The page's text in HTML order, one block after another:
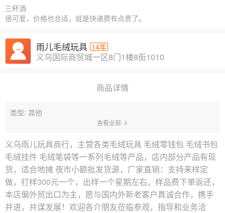
三杯酒
很可爱，价格也合适，就是快递费有点贵了。
雨儿毛绒玩具 14年
义乌国际商贸城一区8门1楼8街1010
商品详情
类型: 其他
查看全部
义乌雨儿玩具商行，主营各类毛绒玩具 毛绒零钱包 毛绒书包
毛绒挂件 毛绒笔袋等一系列毛绒等产品，店内部分产品有现
货，适合地摊 夜市小额批发货源，厂家直销：支持来样定
做，打样300元一个，出样一个星期左右，样品费下单返还，
本店偏外贸出口为主，愿与国内外新老客户真诚合作，携手
并进，共谋发展！欢迎各介朋友莅临参观，指导和业务洽